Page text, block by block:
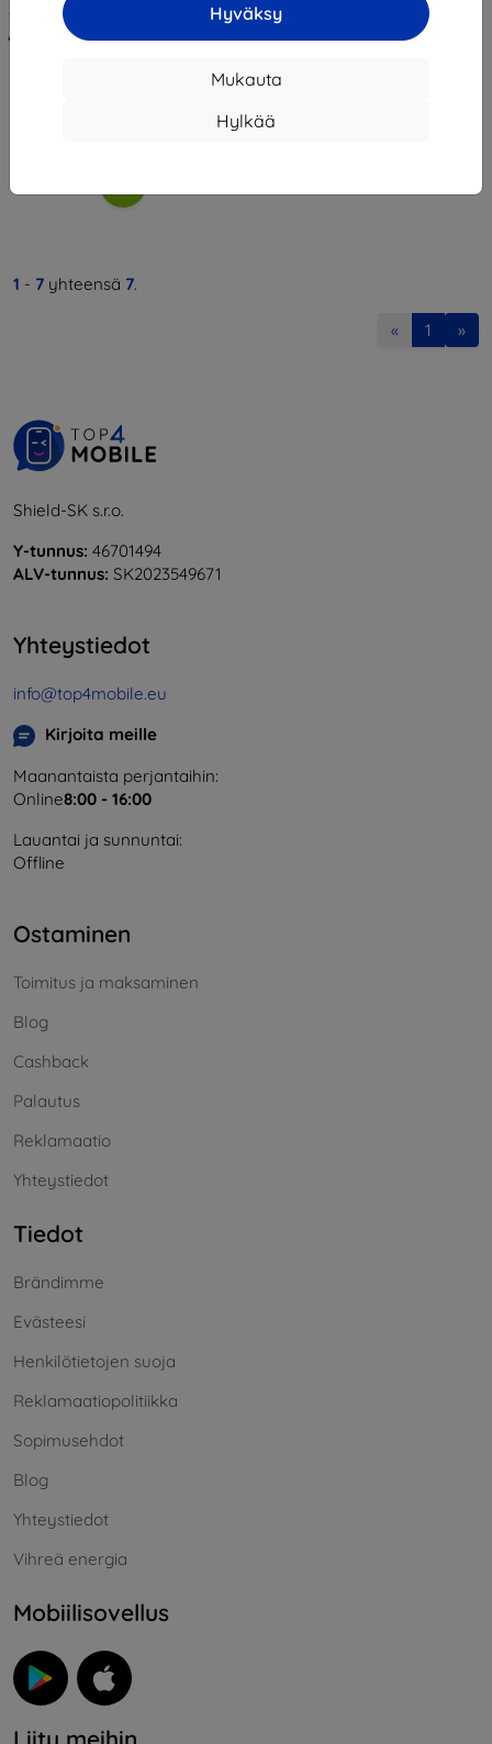
Hyväksy
Mukauta
Hylkää
3MK ARC+ Film Realme GT Neo 6
/ GT Neo 6 SE Koko näytön kalvo
1 - 7 yhteensä 7.
« 1 »
Shield-SK s.r.o.
Y-tunnus: 46701494
ALV-tunnus: SK2023549671
Yhteystiedot
info@top4mobile.eu
Kirjoita meille
Maanantaista perjantaihin:
Online8:00 - 16:00
Lauantai ja sunnuntai:
Offline
Ostaminen
Toimitus ja maksaminen
Blog
Cashback
Palautus
Reklamaatio
Yhteystiedot
Tiedot
Brändimme
Evästeesi
Henkilötietojen suoja
Reklamaatiopolitiikka
Sopimusehdot
Blog
Yhteystiedot
Vihreä energia
Mobiilisovellus
Liity meihin